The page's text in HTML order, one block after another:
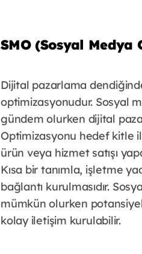
SMO (Sosyal
Dijital pazarlama
optimizasyonudur. Sosyal
gündem olurken dijital
Optimizasyonu hedef kitle
ürün veya hizmet satışı
Kısa bir tanımla, işletme
bağlantı kurulmasıdır.
mümkün olurken
kolay iletişim kurulabilir.